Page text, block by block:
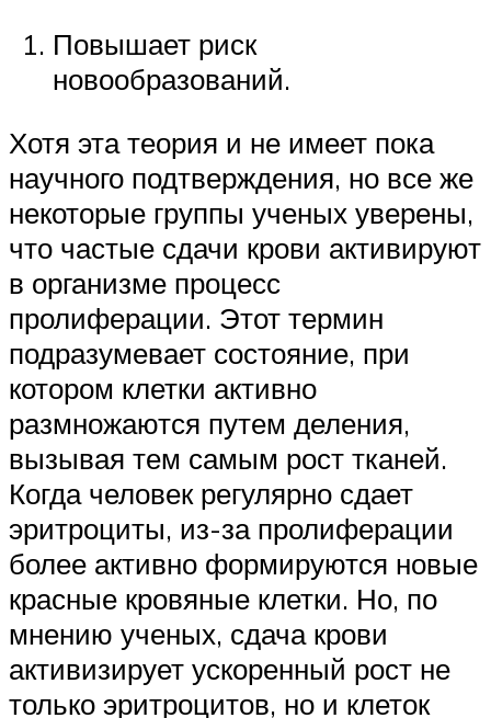
Повышает риск
новообразований.
Хотя эта теория и не имеет пока
научного подтверждения, но все же
некоторые группы ученых уверены,
что частые сдачи крови активируют
в организме процесс
пролиферации. Этот термин
подразумевает состояние, при
котором клетки активно
размножаются путем деления,
вызывая тем самым рост тканей.
Когда человек регулярно сдает
эритроциты, из-за пролиферации
более активно формируются новые
красные кровяные клетки. Но, по
мнению ученых, сдача крови
активизирует ускоренный рост не
только эритроцитов, но и клеток